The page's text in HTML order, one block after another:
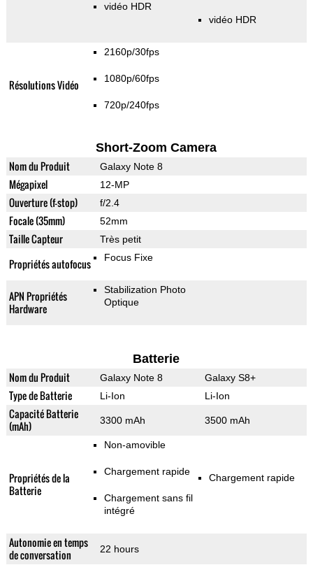
vidéo HDR
vidéo HDR
Résolutions Vidéo
2160p/30fps
1080p/60fps
720p/240fps
Short-Zoom Camera
Nom du Produit Galaxy Note 8
Mégapixel 12-MP
Ouverture (f-stop) f/2.4
Focale (35mm) 52mm
Taille Capteur Très petit
Propriétés autofocus Focus Fixe
APN Propriétés
Hardware
Stabilization Photo
Optique
Batterie
Nom du Produit Galaxy Note 8 Galaxy S8+
Type de Batterie Li-Ion Li-Ion
Capacité Batterie
(mAh)
3300 mAh 3500 mAh
Propriétés de la
Batterie
Non-amovible
Chargement rapide
Chargement sans fil
intégré
Chargement rapide
Autonomie en temps
de conversation
22 hours